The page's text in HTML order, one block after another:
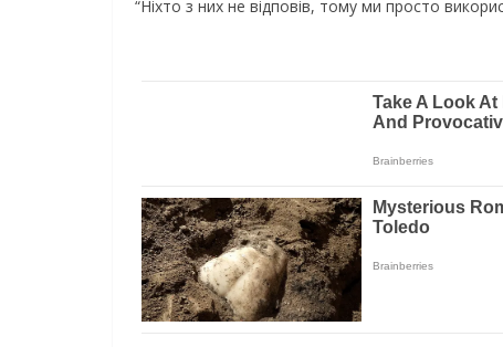
“Ніхто з них не відповів, тому ми просто